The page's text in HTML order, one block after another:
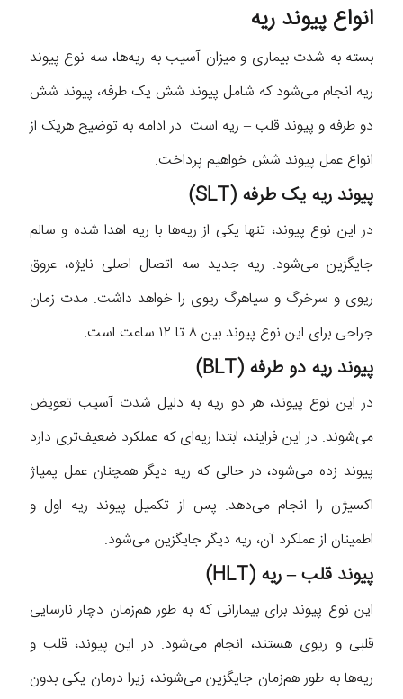
انواع پیوند ریه
بسته به شدت بیماری و میزان آسیب به ریه‌ها، سه نوع پیوند
ریه انجام می‌شود که شامل پیوند شش یک طرفه، پیوند شش
دو طرفه و پیوند قلب – ریه است. در ادامه به توضیح هریک از
انواع عمل پیوند شش خواهیم پرداخت.
پیوند ریه یک طرفه (SLT)
در این نوع پیوند، تنها یکی از ریه‌ها با ریه اهدا شده و سالم
جایگزین می‌شود. ریه جدید سه اتصال اصلی نایژه، عروق
ریوی و سرخرگ و سیاهرگ ریوی را خواهد داشت. مدت زمان
جراحی برای این نوع پیوند بین ۸ تا ۱۲ ساعت است.
پیوند ریه دو طرفه (BLT)
در این نوع پیوند، هر دو ریه به دلیل شدت آسیب تعویض
می‌شوند. در این فرایند، ابتدا ریه‌ای که عملکرد ضعیف‌تری دارد
پیوند زده می‌شود، در حالی که ریه دیگر همچنان عمل پمپاژ
اکسیژن را انجام می‌دهد. پس از تکمیل پیوند ریه اول و
اطمینان از عملکرد آن، ریه دیگر جایگزین می‌شود.
پیوند قلب – ریه (HLT)
این نوع پیوند برای بیمارانی که به طور هم‌زمان دچار نارسایی
قلبی و ریوی هستند، انجام می‌شود. در این پیوند، قلب و
ریه‌ها به طور هم‌زمان جایگزین می‌شوند، زیرا درمان یکی بدون